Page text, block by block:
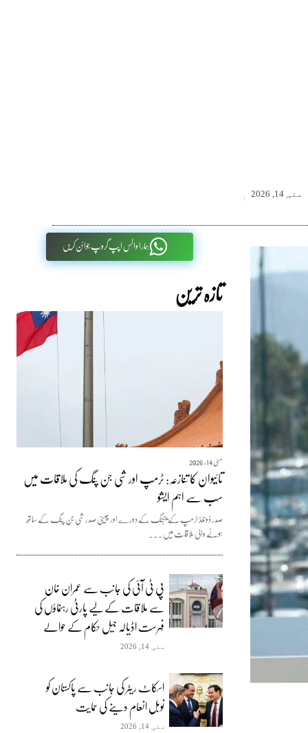
مئی 14, 2026
ہمارا واٹس اپپ گروپ جوائن کریں
تازہ ترین
مئی 14, 2026
تائیوان کا تنازعہ: ٹرمپ اور شی جن پنگ کی ملاقات میں
سب سے اہم ایشو
صدر ڈونلڈ ٹرمپ کے بیجنگ کے دورے اور چینی صدر شی جن پنگ کے ساتھ
ہونے والی ملاقات میں...
پی ٹی آئی کی جانب سے عمران خان
سے ملاقات کے لیے پارٹی رہنماؤں کی
فہرست اڈیالہ جیل حکام کے حوالے
مئی 14, 2026
اسکاٹ ریٹر کی جانب سے پاکستان کو
نوبل انعام دینے کی حمایت
مئی 14, 2026